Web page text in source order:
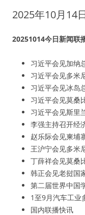
2025年10月14
20251014今日新闻联
习近平会见加纳
习近平会见多米
习近平会见冰岛
习近平会见莫桑
习近平会见斯里
李强主持召开经
赵乐际会见柬埔
王沪宁会见多米
丁薛祥会见莫桑
韩正会见老挝国
第二届世界中国
1至9月汽车工业
国内联播快讯